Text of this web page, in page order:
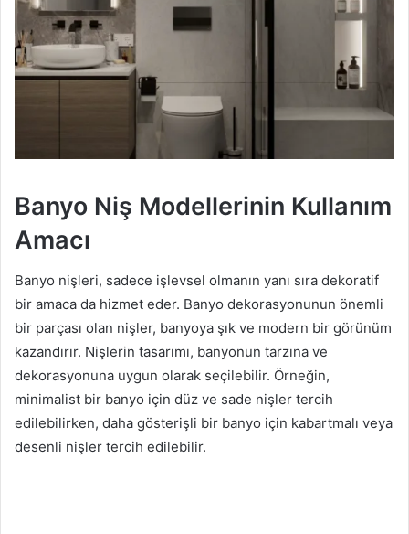
Banyo Niş Modellerinin Kullanım
Amacı
Banyo nişleri, sadece işlevsel olmanın yanı sıra dekoratif
bir amaca da hizmet eder. Banyo dekorasyonunun önemli
bir parçası olan nişler, banyoya şık ve modern bir görünüm
kazandırır. Nişlerin tasarımı, banyonun tarzına ve
dekorasyonuna uygun olarak seçilebilir. Örneğin,
minimalist bir banyo için düz ve sade nişler tercih
edilebilirken, daha gösterişli bir banyo için kabartmalı veya
desenli nişler tercih edilebilir.